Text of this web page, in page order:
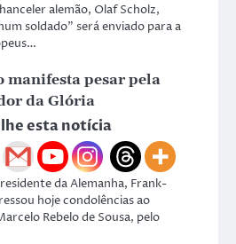
alemão, Olaf Scholz,
soldado” será enviado para a
manifesta pesar pela
da Glória
esta notícia
da Alemanha, Frank-
hoje condolências ao
Rebelo de Sousa, pelo